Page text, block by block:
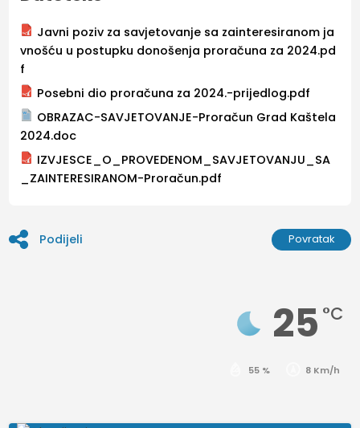
Javni poziv za savjetovanje sa zainteresiranom ja
vnošću u postupku donošenja proračuna za 2024.pd
f
Posebni dio proračuna za 2024.-prijedlog.pdf
OBRAZAC-SAVJETOVANJE-Proračun Grad Kaštela
2024.doc
IZVJESCE_O_PROVEDENOM_SAVJETOVANJU_SA
_ZAINTERESIRANOM-Proračun.pdf
Podijeli Povratak
25 °C
55 % 8 Km/h